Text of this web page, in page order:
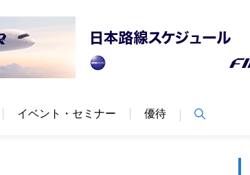
イベント・セミナー 優待